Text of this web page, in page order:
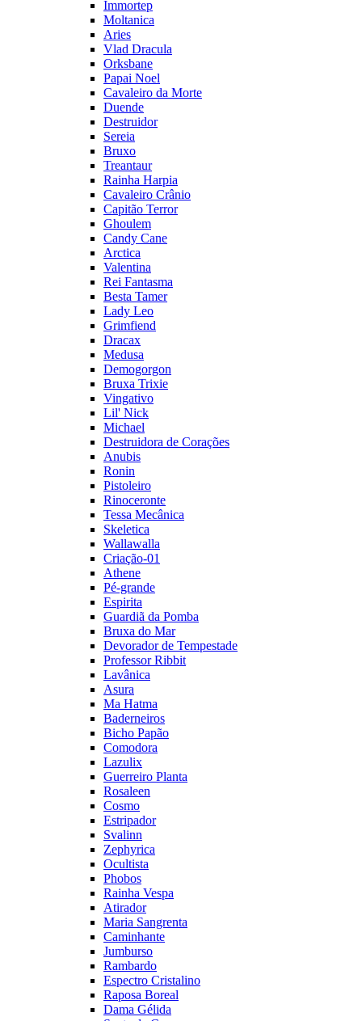
Immortep
Moltanica
Aries
Vlad Dracula
Orksbane
Papai Noel
Cavaleiro da Morte
Duende
Destruidor
Sereia
Bruxo
Treantaur
Rainha Harpia
Cavaleiro Crânio
Capitão Terror
Ghoulem
Candy Cane
Arctica
Valentina
Rei Fantasma
Besta Tamer
Lady Leo
Grimfiend
Dracax
Medusa
Demogorgon
Bruxa Trixie
Vingativo
Lil' Nick
Michael
Destruidora de Corações
Anubis
Ronin
Pistoleiro
Rinoceronte
Tessa Mecânica
Skeletica
Wallawalla
Criação-01
Athene
Pé-grande
Espirita
Guardiã da Pomba
Bruxa do Mar
Devorador de Tempestade
Professor Ribbit
Lavânica
Asura
Ma Hatma
Baderneiros
Bicho Papão
Comodora
Lazulix
Guerreiro Planta
Rosaleen
Cosmo
Estripador
Svalinn
Zephyrica
Ocultista
Phobos
Rainha Vespa
Atirador
Maria Sangrenta
Caminhante
Jumburso
Rambardo
Espectro Cristalino
Raposa Boreal
Dama Gélida